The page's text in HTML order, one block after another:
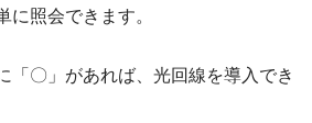
に照会できます。
「〇」があれば、光回線を導入でき